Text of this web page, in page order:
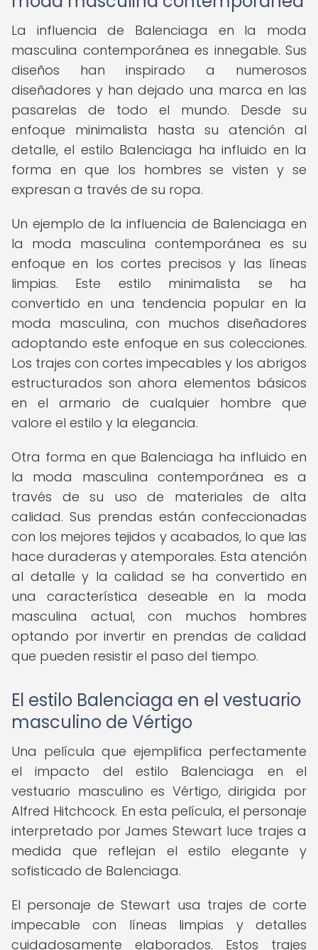
La influencia de Balenciaga en la moda
masculina contemporánea es innegable. Sus
diseños han inspirado a numerosos
diseñadores y han dejado una marca en las
pasarelas de todo el mundo. Desde su
enfoque minimalista hasta su atención al
detalle, el estilo Balenciaga ha influido en la
forma en que los hombres se visten y se
expresan a través de su ropa.
Un ejemplo de la influencia de Balenciaga en
la moda masculina contemporánea es su
enfoque en los cortes precisos y las líneas
limpias. Este estilo minimalista se ha
convertido en una tendencia popular en la
moda masculina, con muchos diseñadores
adoptando este enfoque en sus colecciones.
Los trajes con cortes impecables y los abrigos
estructurados son ahora elementos básicos
en el armario de cualquier hombre que
valore el estilo y la elegancia.
Otra forma en que Balenciaga ha influido en
la moda masculina contemporánea es a
través de su uso de materiales de alta
calidad. Sus prendas están confeccionadas
con los mejores tejidos y acabados, lo que las
hace duraderas y atemporales. Esta atención
al detalle y la calidad se ha convertido en
una característica deseable en la moda
masculina actual, con muchos hombres
optando por invertir en prendas de calidad
que pueden resistir el paso del tiempo.
El estilo Balenciaga en el vestuario
masculino de Vértigo
Una película que ejemplifica perfectamente
el impacto del estilo Balenciaga en el
vestuario masculino es Vértigo, dirigida por
Alfred Hitchcock. En esta película, el personaje
interpretado por James Stewart luce trajes a
medida que reflejan el estilo elegante y
sofisticado de Balenciaga.
El personaje de Stewart usa trajes de corte
impecable con líneas limpias y detalles
cuidadosamente elaborados. Estos trajes